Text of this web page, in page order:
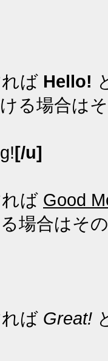
ば Hello!
る場合は
[/u]
ば Good
場合はそ
ば Great!